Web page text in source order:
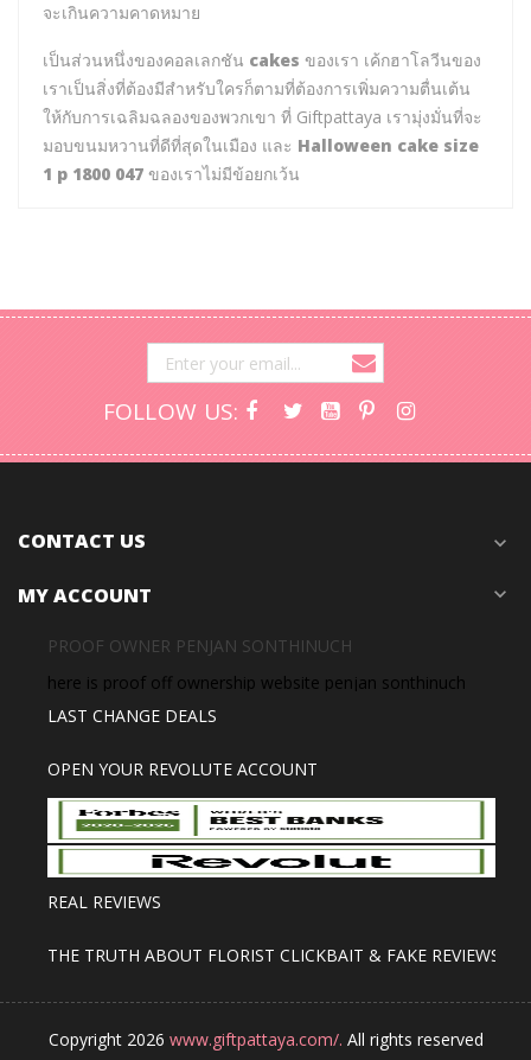
จะเกินความคาดหมาย
เป็นส่วนหนึ่งของคอลเลกชัน cakes ของเรา เค้กฮาโลวีนของ
เราเป็นสิ่งที่ต้องมีสำหรับใครก็ตามที่ต้องการเพิ่มความตื่นเต้น
ให้กับการเฉลิมฉลองของพวกเขา ที่ Giftpattaya เรามุ่งมั่นที่จะ
มอบขนมหวานที่ดีที่สุดในเมือง และ Halloween cake size
1 p 1800 047 ของเราไม่มีข้อยกเว้น
FOLLOW US:
CONTACT US expand_more
MY ACCOUNT expand_more
PROOF OWNER PENJAN SONTHINUCH
here is proof off ownership website penjan sonthinuch
LAST CHANGE DEALS
OPEN YOUR REVOLUTE ACCOUNT
REAL REVIEWS
THE TRUTH ABOUT FLORIST CLICKBAIT & FAKE REVIEWS
Copyright 2026 www.giftpattaya.com/. All rights reserved